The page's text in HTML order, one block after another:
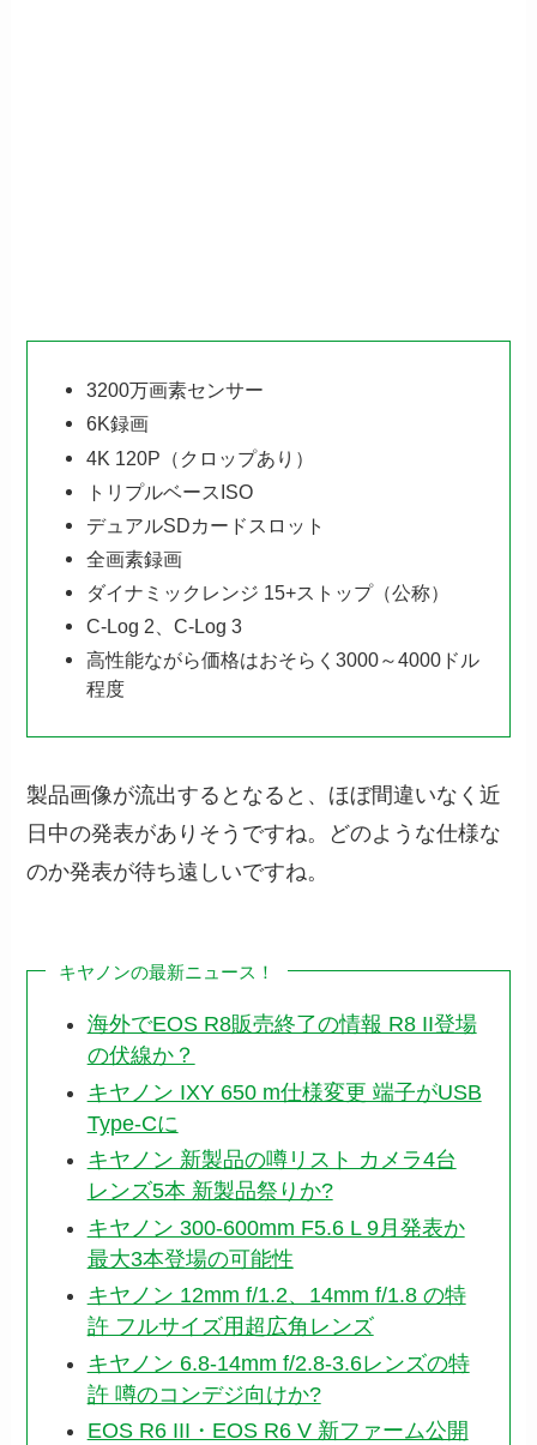
3200万画素センサー
6K録画
4K 120P（クロップあり）
トリプルベースISO
デュアルSDカードスロット
全画素録画
ダイナミックレンジ 15+ストップ（公称）
C-Log 2、C-Log 3
高性能ながら価格はおそらく3000～4000ドル
程度
製品画像が流出するとなると、ほぼ間違いなく近
日中の発表がありそうですね。どのような仕様な
のか発表が待ち遠しいですね。
キヤノンの最新ニュース！
海外でEOS R8販売終了の情報 R8 II登場
の伏線か？
キヤノン IXY 650 m仕様変更 端子がUSB
Type-Cに
キヤノン 新製品の噂リスト カメラ4台
レンズ5本 新製品祭りか?
キヤノン 300-600mm F5.6 L 9月発表か
最大3本登場の可能性
キヤノン 12mm f/1.2、14mm f/1.8 の特
許 フルサイズ用超広角レンズ
キヤノン 6.8-14mm f/2.8-3.6レンズの特
許 噂のコンデジ向けか?
EOS R6 III・EOS R6 V 新ファーム公開